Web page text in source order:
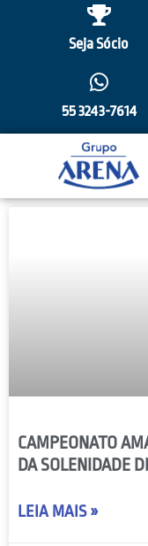
Seja Sócio
55 3243-7614
CAMPEONATO
DA SOLENIDADE
LEIA MAIS »